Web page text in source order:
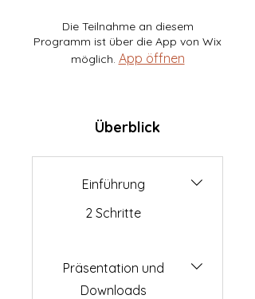
Die Teilnahme an diesem
Programm ist über die App von Wix
möglich. App öffnen
Überblick
Einführung
2 Schritte
Präsentation und
Downloads